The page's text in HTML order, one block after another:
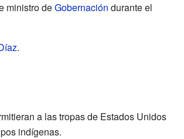
ministro deGobernación durante el
.
a las tropas de Estados Unidos
indígenas.